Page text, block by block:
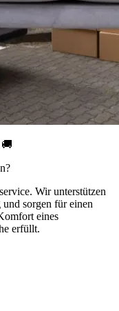
Wir unterstützen
sorgen für einen
eines
erfüllt.